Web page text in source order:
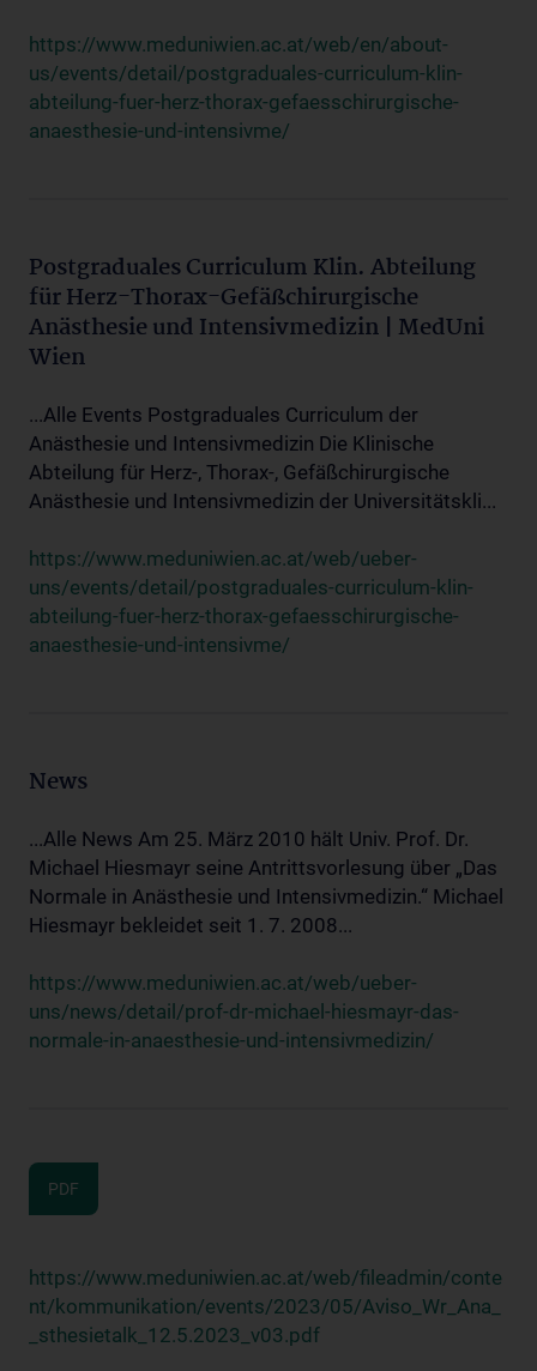
https://www.meduniwien.ac.at/web/en/about-
us/events/detail/postgraduales-curriculum-klin-
abteilung-fuer-herz-thorax-gefaesschirurgische-
anaesthesie-und-intensivme/
Postgraduales Curriculum Klin. Abteilung
für Herz-Thorax-Gefäßchirurgische
Anästhesie und Intensivmedizin | MedUni
Wien
...Alle Events Postgraduales Curriculum der
Anästhesie und Intensivmedizin Die Klinische
Abteilung für Herz-, Thorax-, Gefäßchirurgische
Anästhesie und Intensivmedizin der Universitätskli...
https://www.meduniwien.ac.at/web/ueber-
uns/events/detail/postgraduales-curriculum-klin-
abteilung-fuer-herz-thorax-gefaesschirurgische-
anaesthesie-und-intensivme/
News
...Alle News Am 25. März 2010 hält Univ. Prof. Dr.
Michael Hiesmayr seine Antrittsvorlesung über „Das
Normale in Anästhesie und Intensivmedizin.“ Michael
Hiesmayr bekleidet seit 1. 7. 2008...
https://www.meduniwien.ac.at/web/ueber-
uns/news/detail/prof-dr-michael-hiesmayr-das-
normale-in-anaesthesie-und-intensivmedizin/
PDF
https://www.meduniwien.ac.at/web/fileadmin/conte
nt/kommunikation/events/2023/05/Aviso_Wr_Ana_
_sthesietalk_12.5.2023_v03.pdf